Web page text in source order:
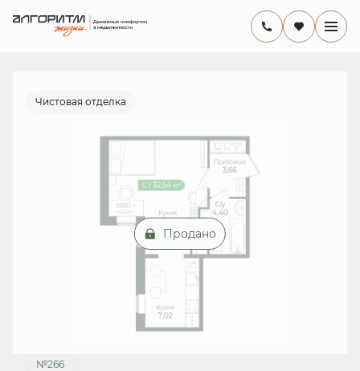
Студия 31.7 м
от 13 млн руб.
от 19 176 руб./мес.
Чистовая отделка
Продано
№266